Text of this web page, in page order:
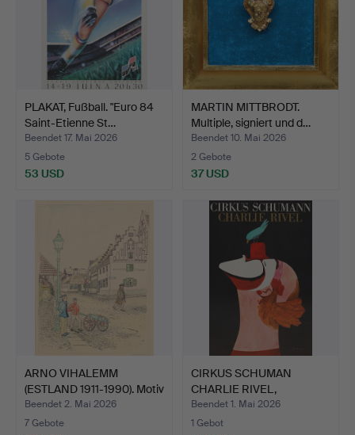
PLAKAT, Fußball. "Euro 84
Saint-Etienne St…
Beendet 17. Mai 2026
5 Gebote
53 USD
MARTIN MITTBRODT.
Multiple, signiert und d…
Beendet 10. Mai 2026
2 Gebote
37 USD
ARNO VIHALEMM
(ESTLAND 1911-1990). Motiv
a…
Beendet 2. Mai 2026
7 Gebote
CIRKUS SCHUMAN
CHARLIE RIVEL,
Offsetdruck …
Beendet 1. Mai 2026
1 Gebot